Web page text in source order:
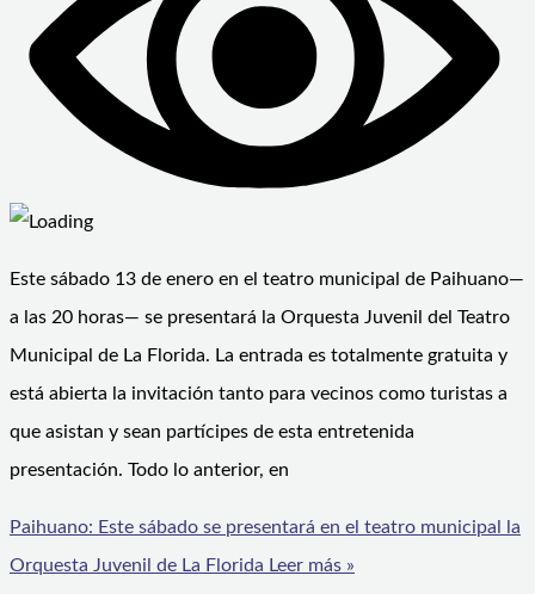
Este sábado 13 de enero en el teatro municipal de Paihuano—
a las 20 horas— se presentará la Orquesta Juvenil del Teatro
Municipal de La Florida. La entrada es totalmente gratuita y
está abierta la invitación tanto para vecinos como turistas a
que asistan y sean partícipes de esta entretenida
presentación. Todo lo anterior, en
Paihuano: Este sábado se presentará en el teatro municipal la
Orquesta Juvenil de La Florida Leer más »